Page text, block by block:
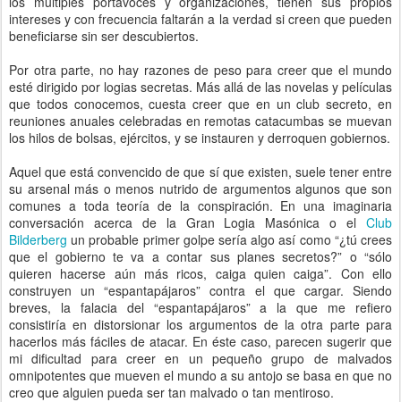
intereses y con frecuencia faltarán a la verdad si creen que pueden
beneficiarse sin ser descubiertos.
Por otra parte, no hay razones de peso para creer que el mundo
esté dirigido por logias secretas. Más allá de las novelas y películas
que todos conocemos, cuesta creer que en un club secreto, en
reuniones anuales celebradas en remotas catacumbas se muevan
los hilos de bolsas, ejércitos, y se instauren y derroquen gobiernos.
Aquel que está convencido de que sí que existen, suele tener entre
su arsenal más o menos nutrido de argumentos algunos que son
comunes a toda teoría de la conspiración. En una imaginaria
conversación acerca de la Gran Logia Masónica o el Club
Bilderberg un probable primer golpe sería algo así como “¿tú crees
que el gobierno te va a contar sus planes secretos?” o “sólo
quieren hacerse aún más ricos, caiga quien caiga”. Con ello
construyen un “espantapájaros” contra el que cargar. Siendo
breves, la falacia del “espantapájaros” a la que me refiero
consistiría en distorsionar los argumentos de la otra parte para
hacerlos más fáciles de atacar. En éste caso, parecen sugerir que
mi dificultad para creer en un pequeño grupo de malvados
omnipotentes que mueven el mundo a su antojo se basa en que no
creo que alguien pueda ser tan malvado o tan mentiroso.